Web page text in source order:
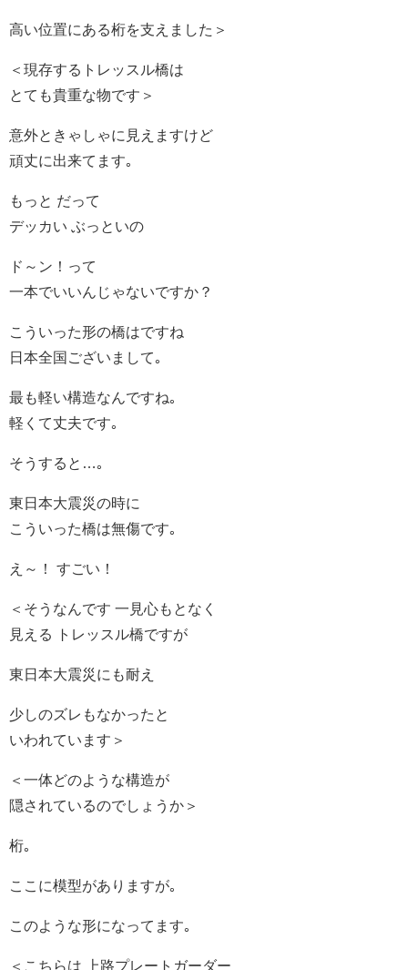
高い位置にある桁を支えました＞
＜現存するトレッスル橋は
とても貴重な物です＞
意外ときゃしゃに見えますけど
頑丈に出来てます｡
もっと だって
デッカい ぶっといの
ド～ン！って
一本でいいんじゃないですか？
こういった形の橋はですね
日本全国ございまして｡
最も軽い構造なんですね｡
軽くて丈夫です｡
そうすると…｡
東日本大震災の時に
こういった橋は無傷です｡
え～！ すごい！
＜そうなんです 一見心もとなく
見える トレッスル橋ですが
東日本大震災にも耐え
少しのズレもなかったと
いわれています＞
＜一体どのような構造が
隠されているのでしょうか＞
桁｡
ここに模型がありますが｡
このような形になってます｡
＜こちらは 上路プレートガーダー